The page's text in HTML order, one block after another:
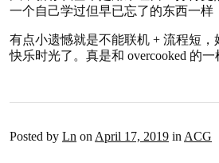
一个自己学过但早已忘了的东西一
有点小遗憾就是不能联机 + 流程短
快乐时光了。真是和 overcooked 的
Posted by Ln on April 17, 2019 in ACG